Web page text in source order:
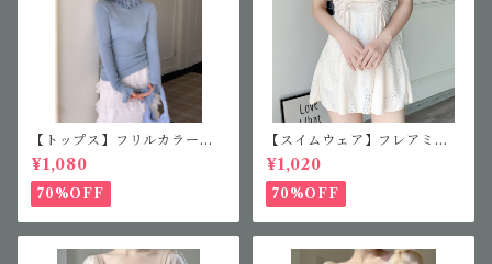
【トップス】フリルカラーニ
ット
¥1,080
70%OFF
【スイムウェア】フレアミニ
ワンピース
¥1,020
70%OFF